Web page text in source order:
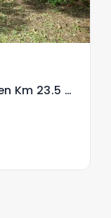
Terreno Residencial en Venta en Km 23.5 CES